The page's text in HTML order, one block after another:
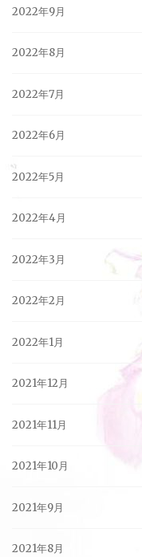
2022年9月
2022年8月
2022年7月
2022年6月
2022年5月
2022年4月
2022年3月
2022年2月
2022年1月
2021年12月
2021年11月
2021年10月
2021年9月
2021年8月